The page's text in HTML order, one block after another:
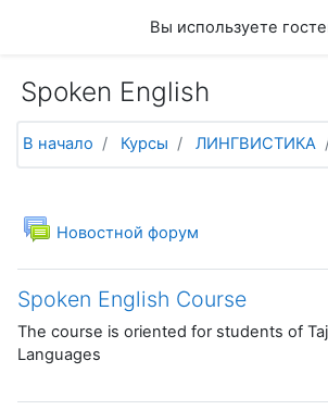
Вы используете
Spoken English
В начало Курсы ЛИНГВИСТИКА
Тематический план
ОбщееНовостной форум
Spoken English Course
The course is oriented for students of
Languages